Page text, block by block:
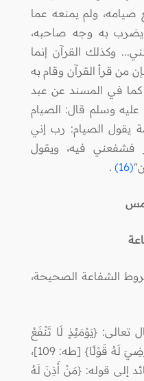
ولم يمنعه عما
يضرب به وجه صاحبه،
وكذلك القرآن إنما
من قرأ القرآن وقام به
كما في المسند عن عبد
وسلم قال: الصيام
يقول الصيام: رب إني
فشفعني فيه، ويقول
(16)
.
الشفاعة الصحيحة،
تعالى: {يَوْمَئِذٍ لَا تَنْفَعُ
الشَّفَاعَةُ إِلَّا مَنْ أَذِنَ لَهُ الرَّحْمَنُ وَرَضِيَ لَهُ قَوْلًا} [طه: 109]،
إلى قوله: {مَنْ أَذِنَ لَهُ